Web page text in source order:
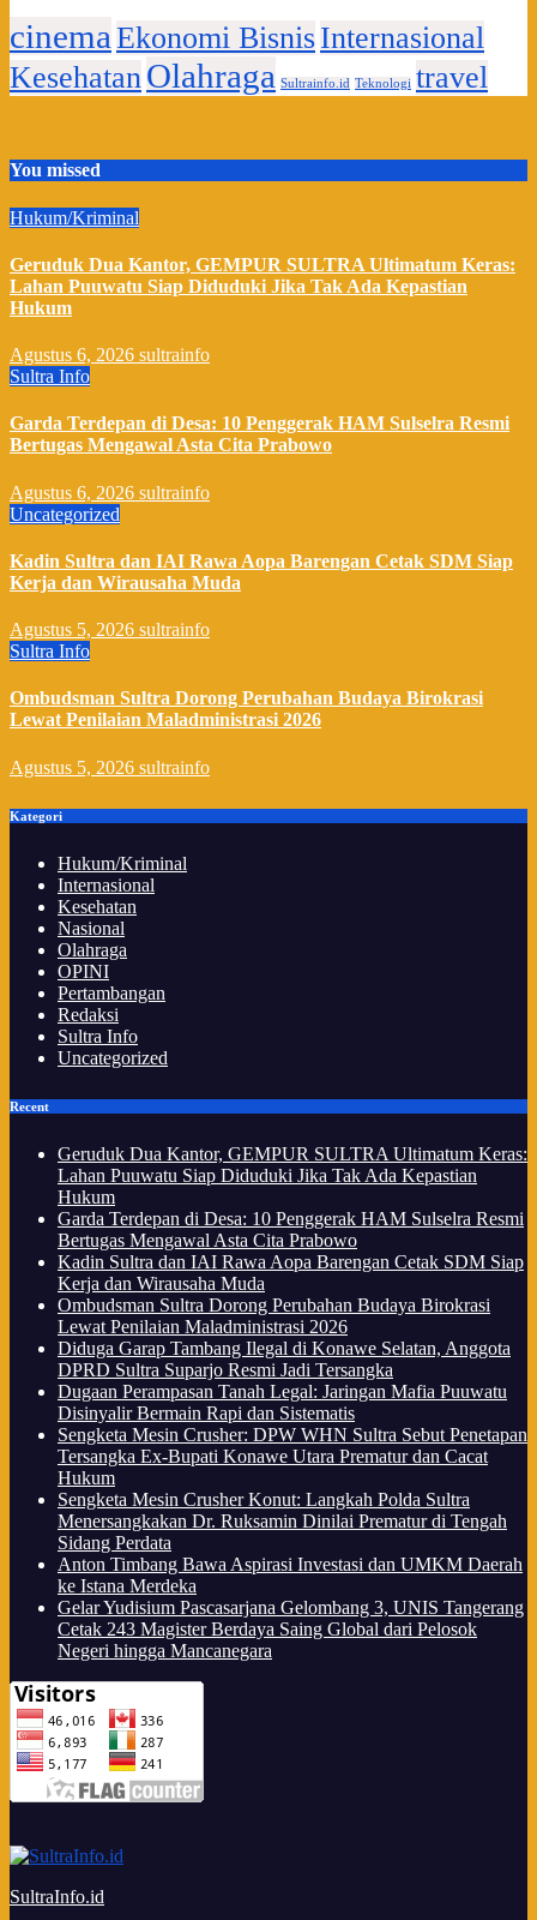
cinema Ekonomi BisnisInternasional
KesehatanOlahraga Sultrainfo.id Teknologi travel
You missed
Hukum/Kriminal
Geruduk Dua Kantor, GEMPUR SULTRA Ultimatum Keras:
Lahan Puuwatu Siap Diduduki Jika Tak Ada Kepastian
Hukum
Agustus 6, 2026 sultrainfo
Sultra Info
Garda Terdepan di Desa: 10 Penggerak HAM Sulselra Resmi
Bertugas Mengawal Asta Cita Prabowo
Agustus 6, 2026 sultrainfo
Uncategorized
Kadin Sultra dan IAI Rawa Aopa Barengan Cetak SDM Siap
Kerja dan Wirausaha Muda
Agustus 5, 2026 sultrainfo
Sultra Info
Ombudsman Sultra Dorong Perubahan Budaya Birokrasi
Lewat Penilaian Maladministrasi 2026
Agustus 5, 2026 sultrainfo
Kategori
Hukum/Kriminal
Internasional
Kesehatan
Nasional
Olahraga
OPINI
Pertambangan
Redaksi
Sultra Info
Uncategorized
Recent
Geruduk Dua Kantor, GEMPUR SULTRA Ultimatum Keras:
Lahan Puuwatu Siap Diduduki Jika Tak Ada Kepastian
Hukum
Garda Terdepan di Desa: 10 Penggerak HAM Sulselra Resmi
Bertugas Mengawal Asta Cita Prabowo
Kadin Sultra dan IAI Rawa Aopa Barengan Cetak SDM Siap
Kerja dan Wirausaha Muda
Ombudsman Sultra Dorong Perubahan Budaya Birokrasi
Lewat Penilaian Maladministrasi 2026
Diduga Garap Tambang Ilegal di Konawe Selatan, Anggota
DPRD Sultra Suparjo Resmi Jadi Tersangka
Dugaan Perampasan Tanah Legal: Jaringan Mafia Puuwatu
Disinyalir Bermain Rapi dan Sistematis
Sengketa Mesin Crusher: DPW WHN Sultra Sebut Penetapan
Tersangka Ex-Bupati Konawe Utara Prematur dan Cacat
Hukum
Sengketa Mesin Crusher Konut: Langkah Polda Sultra
Menersangkakan Dr. Ruksamin Dinilai Prematur di Tengah
Sidang Perdata
Anton Timbang Bawa Aspirasi Investasi dan UMKM Daerah
ke Istana Merdeka
Gelar Yudisium Pascasarjana Gelombang 3, UNIS Tangerang
Cetak 243 Magister Berdaya Saing Global dari Pelosok
Negeri hingga Mancanegara
SultraInfo.id